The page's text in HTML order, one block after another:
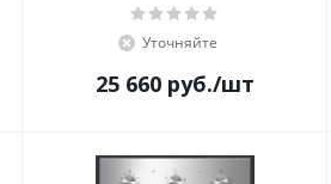
Уточняйте
25 660 руб./шт